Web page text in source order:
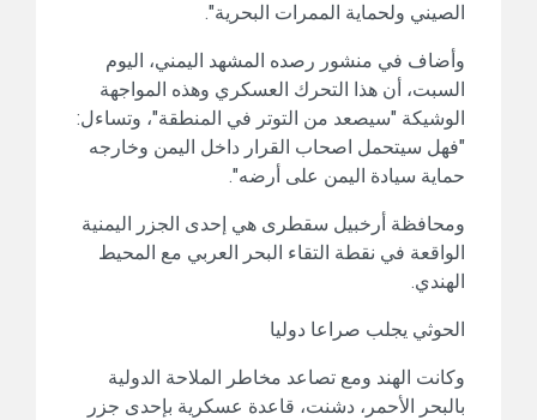
الصيني ولحماية الممرات البحرية".
وأضاف في منشور رصده المشهد اليمني، اليوم
السبت، أن هذا التحرك العسكري وهذه المواجهة
الوشيكة "سيصعد من التوتر في المنطقة"، وتساءل:
"فهل سيتحمل اصحاب القرار داخل اليمن وخارجه
حماية سيادة اليمن على أرضه".
ومحافظة أرخبيل سقطرى هي إحدى الجزر اليمنية
الواقعة في نقطة التقاء البحر العربي مع المحيط
الهندي.
الحوثي يجلب صراعا دوليا
وكانت الهند ومع تصاعد مخاطر الملاحة الدولية
بالبحر الأحمر، دشنت، قاعدة عسكرية بإحدى جزر